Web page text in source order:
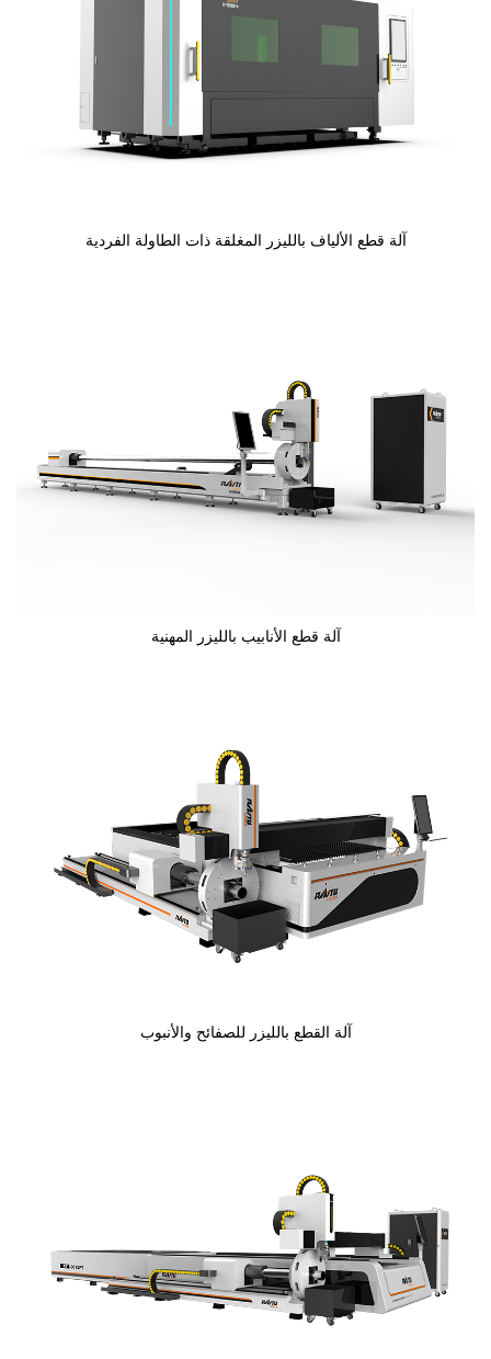
آلة قطع الألياف بالليزر المغلقة ذات الطاولة الفردية
آلة قطع الأنابيب بالليزر المهنية
آلة القطع بالليزر للصفائح والأنبوب